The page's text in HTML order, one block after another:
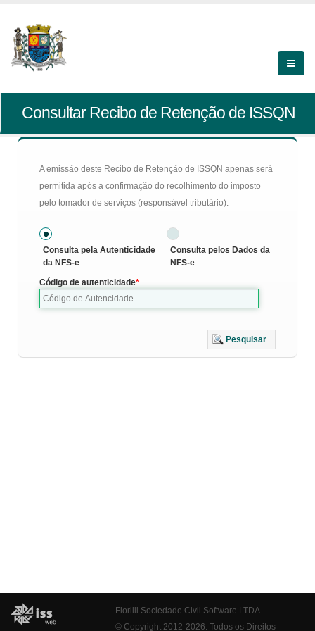
Consultar Recibo de Retenção de ISSQN
A emissão deste Recibo de Retenção de ISSQN apenas será
permitida após a confirmação do recolhimento do imposto
pelo tomador de serviços (responsável tributário).
Consulta pela Autenticidade
da NFS-e
Consulta pelos Dados da
NFS-e
Código de autenticidade
Pesquisar
Fiorilli Sociedade Civil Software LTDA
© Copyright 2012-2026. Todos os Direitos